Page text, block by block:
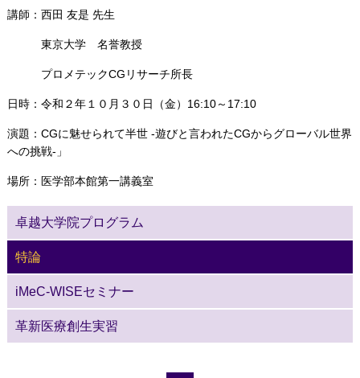
講師：西田 友是 先生
東京大学 名誉教授
プロメテックCGリサーチ所長
日時：令和２年１０月３０日（金）16:10～17:10
演題：CGに魅せられて半世 -遊びと言われたCGからグローバル世界
への挑戦-」
場所：医学部本館第一講義室
卓越大学院プログラム
特論
iMeC-WISEセミナー
革新医療創生実習